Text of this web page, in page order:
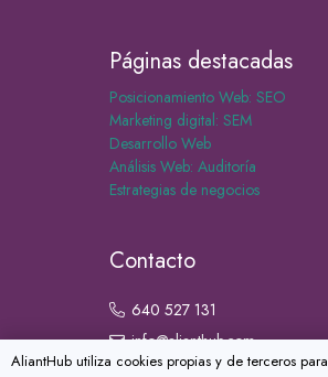
Páginas destacadas
Posicionamiento Web: SEO
Marketing digital: SEM
Desarrollo Web
Análisis Web: Auditoría
Estrategias de negocios
Contacto
640 527 131
info@alianthub.com
AliantHub utiliza cookies propias y de terceros para